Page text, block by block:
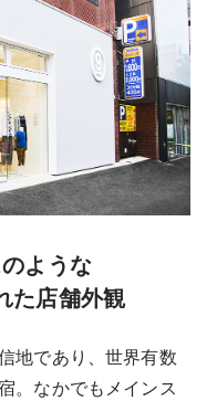
ような
た店舗外観
地であり、世界有数
。なかでもメインス